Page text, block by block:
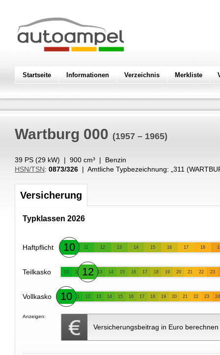
Startseite Informationen Verzeichnis Merkliste
Wartburg 000 (1957 – 1965)
39 PS (29 kW) | 900 cm³ | Benzin
HSN/TSN: 0873/326 | Amtliche Typbezeichnung: „ 311
Versicherung
Typklassen 2026
Haftpflicht 10 11 12 13 14 15 16 17 18
Teilkasko 10 11 12 13 14 15 16 17 18 19 20 21 22 23
Vollkasko 10 11 12 13 14 15 16 17 18 19 20 21 22 23 24
Anzeigen:
Versicherungsbeitrag in Euro berechnen